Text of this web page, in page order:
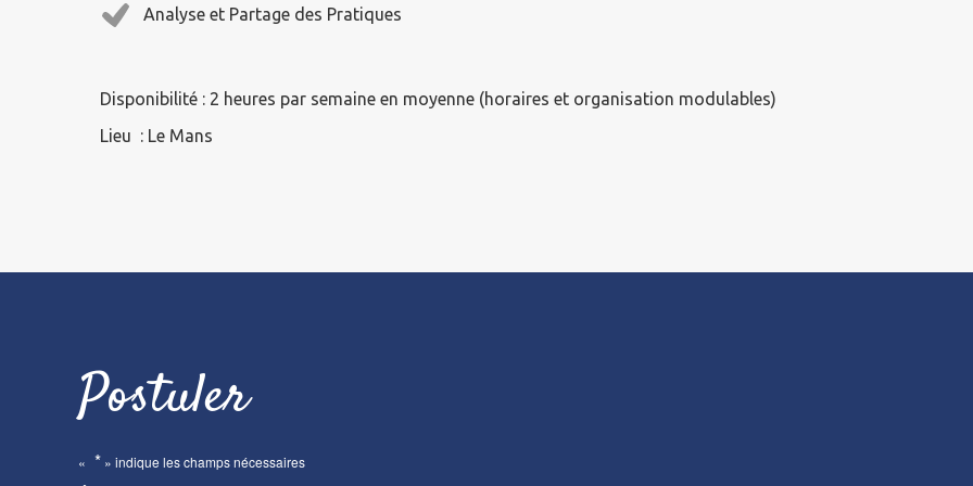
Analyse et Partage des Pratiques
Disponibilité : 2 heures par semaine en moyenne (horaires et organisation modulables)
Lieu : Le Mans
Postuler
« * » indique les champs nécessaires